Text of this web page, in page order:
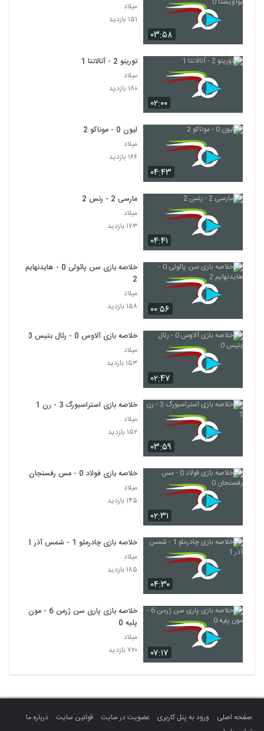
۰۳:۵۸
میلاد
۱۵۱ بازدید
۰۲:۰۰
تورینو 2 - آتالانتا 1
میلاد
۱۸۰ بازدید
۰۴:۴۳
لیون 0 - موناکو 2
میلاد
۱۶۶ بازدید
۰۴:۴۱
مارسی 2 - رنس 2
میلاد
۱۷۳ بازدید
۰۰:۵۶
خلاصه بازی سن پائولی 0 - هایدنهایم
2
میلاد
۱۵۸ بازدید
۰۲:۴۷
خلاصه بازی آلاوس 0 - رئال بتیس 0
میلاد
۱۵۳ بازدید
۰۳:۵۹
خلاصه بازی استراسبورگ 3 - رن 1
میلاد
۱۵۲ بازدید
۰۲:۳۱
خلاصه بازی فولاد 0 - مس رفسنجان 0
میلاد
۱۴۵ بازدید
۰۴:۳۰
خلاصه بازی چادرملو 1 - شمس آذر 1
میلاد
۱۸۵ بازدید
۰۷:۱۷
خلاصه بازی پاری سن ژرمن 6 - مون
پلیه 0
میلاد
۷۲۰ بازدید
صفحه اصلی ورود به پنل کاربری عضویت در سایت قوانین سایت
درباره ما